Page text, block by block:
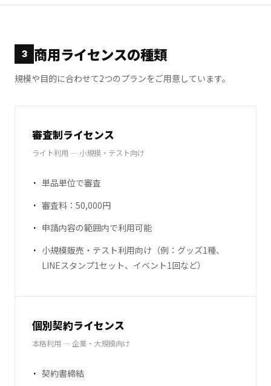
3 商用ライセンスの種類
規模や目的に合わせて2つのプランをご用意しています。
審査制ライセンス
ライト利用 — 小規模・テスト向け
単品単位で審査
審査料：50,000円
申請内容の範囲内で利用可能
小規模販売・テスト利用向け（例：グッズ1種、
LINEスタンプ1セット、イベント1回など）
個別契約ライセンス
本格利用 — 企業・大規模向け
契約書締結